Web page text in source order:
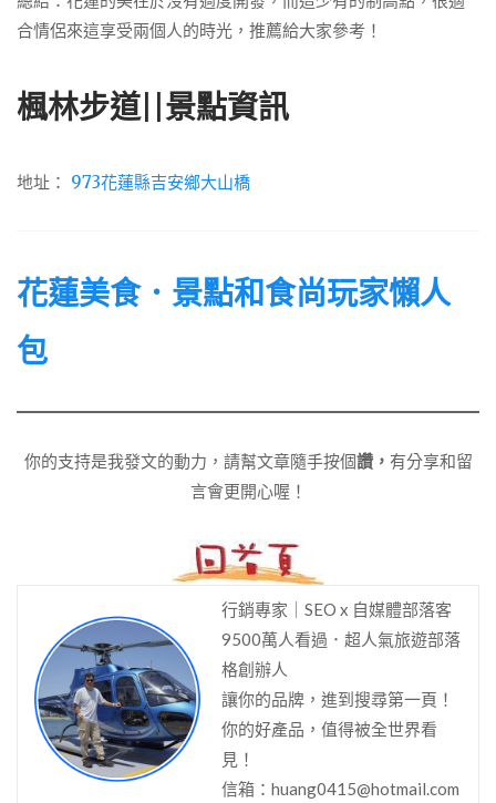
合情侶來這享受兩個人的時光，推薦給大家參考！
楓林步道||景點資訊
地址： 973花蓮縣吉安鄉大山橋
花蓮美食．景點和食尚玩家懶人
包
你的支持是我發文的動力，請幫文章隨手按個讚， 有分享和留
言會更開心喔！
行銷專家｜SEO x 自媒體部落客
9500萬人看過．超人氣旅遊部落
格創辦人
讓你的品牌，進到搜尋第一頁！
你的好產品，值得被全世界看
見！
信箱：huang0415@hotmail.com